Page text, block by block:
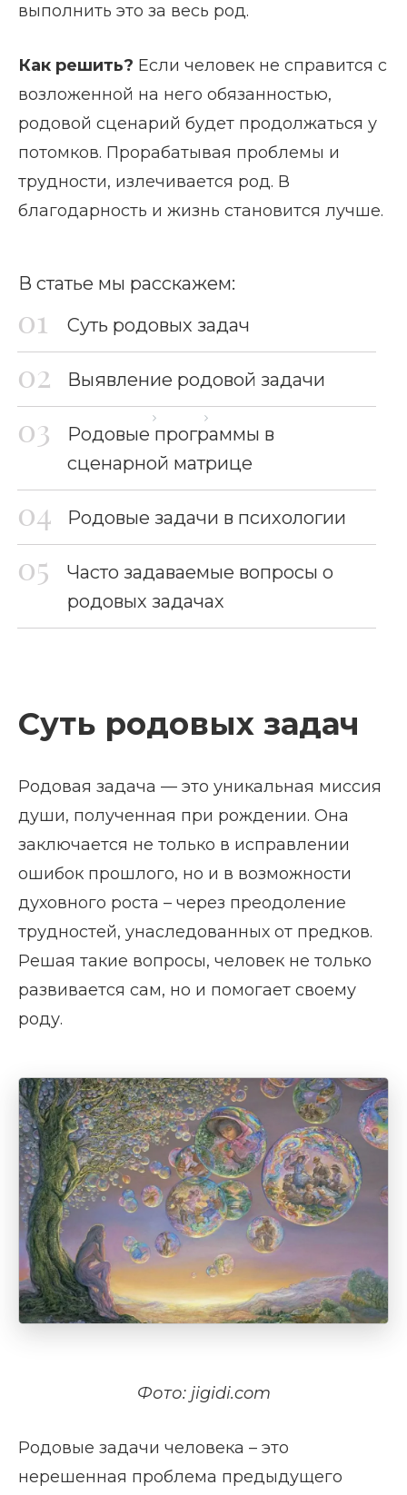
выполнить это за весь род.
Как решить? Если человек не справится с
возложенной на него обязанностью,
родовой сценарий будет продолжаться у
потомков. Прорабатывая проблемы и
трудности, излечивается род. В
благодарность и жизнь становится лучше.
В статье мы расскажем:
Суть родовых задач
Выявление родовой задачи
Родовые программы в
сценарной матрице
Родовые задачи в психологии
Часто задаваемые вопросы о
родовых задачах
Суть родовых задач
Родовая задача — это уникальная миссия
души, полученная при рождении. Она
заключается не только в исправлении
ошибок прошлого, но и в возможности
духовного роста – через преодоление
трудностей, унаследованных от предков.
Решая такие вопросы, человек не только
развивается сам, но и помогает своему
роду.
Фото: jigidi.com
Родовые задачи человека – это
нерешенная проблема предыдущего